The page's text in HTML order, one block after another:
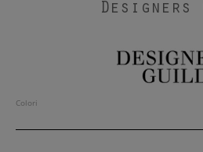
Designers
Colori